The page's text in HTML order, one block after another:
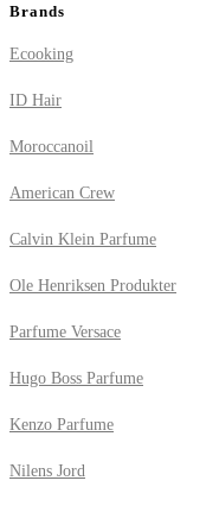
Brands
Ecooking
ID Hair
Moroccanoil
American Crew
Calvin Klein Parfume
Ole Henriksen Produkter
Parfume Versace
Hugo Boss Parfume
Kenzo Parfume
Nilens Jord